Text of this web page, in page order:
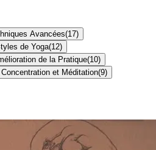
Avancées(17)
de Yoga(12)
de la Pratique(10)
Concentration et Méditation(9)